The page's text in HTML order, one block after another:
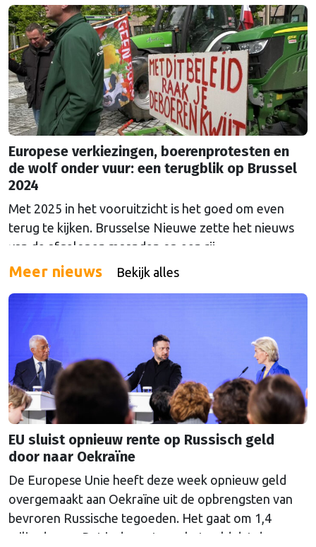
liet weten de maatregelen te betreuren.
Europese verkiezingen, boerenprotesten en
de wolf onder vuur: een terugblik op Brussel
2024
Met 2025 in het vooruitzicht is het goed om even
terug te kijken. Brusselse Nieuwe zette het nieuws
van de afgelopen maanden op een rij.
Meer nieuws Bekijk alles
EU sluist opnieuw rente op Russisch geld
door naar Oekraïne
De Europese Unie heeft deze week opnieuw geld
overgemaakt aan Oekraïne uit de opbrengsten van
bevroren Russische tegoeden. Het gaat om 1,4
miljard euro. Dat is de rente op het geld dat de